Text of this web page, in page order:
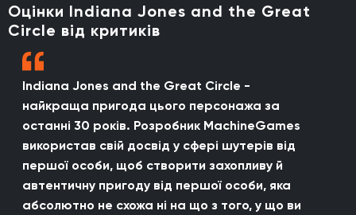
Оцінки Indiana Jones and the Great
Circle від критиків
Indiana Jones and the Great Circle -
найкраща пригода цього персонажа за
останні 30 років. Розробник MachineGames
використав свій досвід у сфері шутерів від
першої особи, щоб створити захопливу й
автентичну пригоду від першої особи, яка
абсолютно не схожа ні на що з того, у що ви